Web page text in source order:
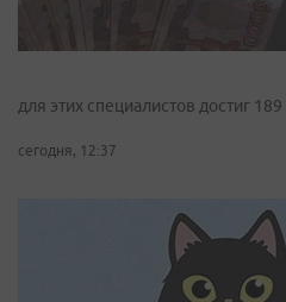
для этих специалистов достиг
сегодня, 12:37